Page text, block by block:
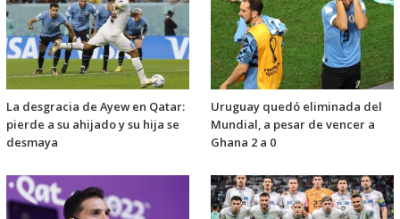
La desgracia de Ayew en Qatar:
pierde a su ahijado y su hija se
desmaya
Uruguay quedó eliminada del
Mundial, a pesar de vencer a
Ghana 2 a 0